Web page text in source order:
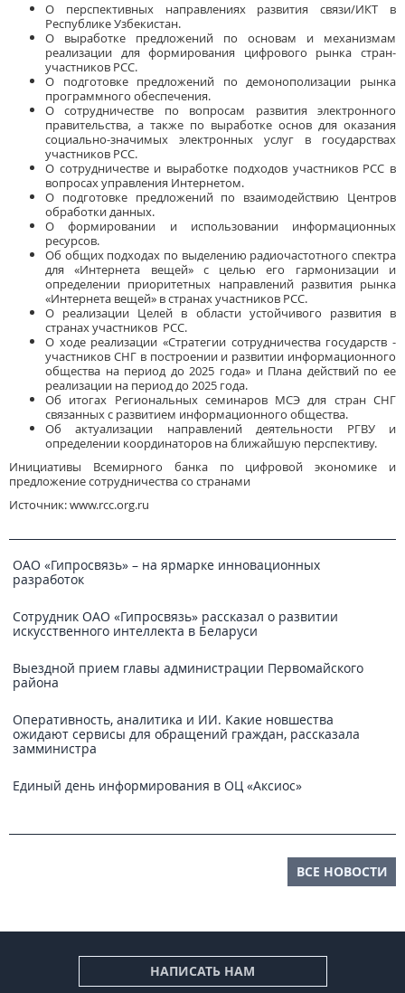
О перспективных направлениях развития связи/ИКТ в
Республике Узбекистан.
О выработке предложений по основам и механизмам
реализации для формирования цифрового рынка стран-
участников РСС.
О подготовке предложений по демонополизации рынка
программного обеспечения.
О сотрудничестве по вопросам развития электронного
правительства, а также по выработке основ для оказания
социально-значимых электронных услуг в государствах
участников РСС.
О сотрудничестве и выработке подходов участников РСС в
вопросах управления Интернетом.
О подготовке предложений по взаимодействию Центров
обработки данных.
О формировании и использовании информационных
ресурсов.
Об общих подходах по выделению радиочастотного спектра
для «Интернета вещей» с целью его гармонизации и
определении приоритетных направлений развития рынка
«Интернета вещей» в странах участников РСС.
О реализации Целей в области устойчивого развития в
странах участников РСС.
О ходе реализации «Стратегии сотрудничества государств -
участников СНГ в построении и развитии информационного
общества на период до 2025 года» и Плана действий по ее
реализации на период до 2025 года.
Об итогах Региональных семинаров МСЭ для стран СНГ
связанных с развитием информационного общества.
Об актуализации направлений деятельности РГВУ и
определении координаторов на ближайшую перспективу.
Инициативы Всемирного банка по цифровой экономике и
предложение сотрудничества со странами
Источник: www.rcc.org.ru
ОАО «Гипросвязь» – на ярмарке инновационных
разработок
Сотрудник ОАО «Гипросвязь» рассказал о развитии
искусственного интеллекта в Беларуси
Выездной прием главы администрации Первомайского
района
Оперативность, аналитика и ИИ. Какие новшества
ожидают сервисы для обращений граждан, рассказала
замминистра
Единый день информирования в ОЦ «Аксиос»
ВСЕ НОВОСТИ
НАПИСАТЬ НАМ